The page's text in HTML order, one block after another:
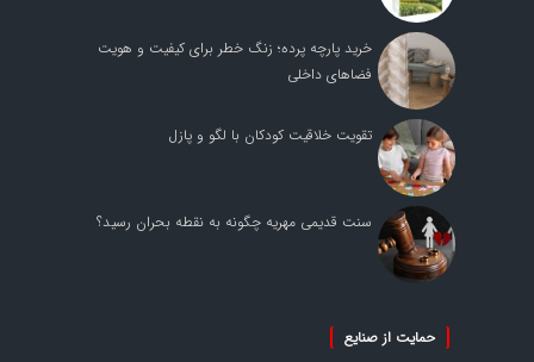
خرید پارچه پرده؛ زنگ خطر برای کیفیت و هویت
فضاهای داخلی
تقویت خلاقیت کودکان با لگو و پازل
سنت قدیمی مهریه چگونه به نقطه بحران رسید؟
حمایت از صنایع